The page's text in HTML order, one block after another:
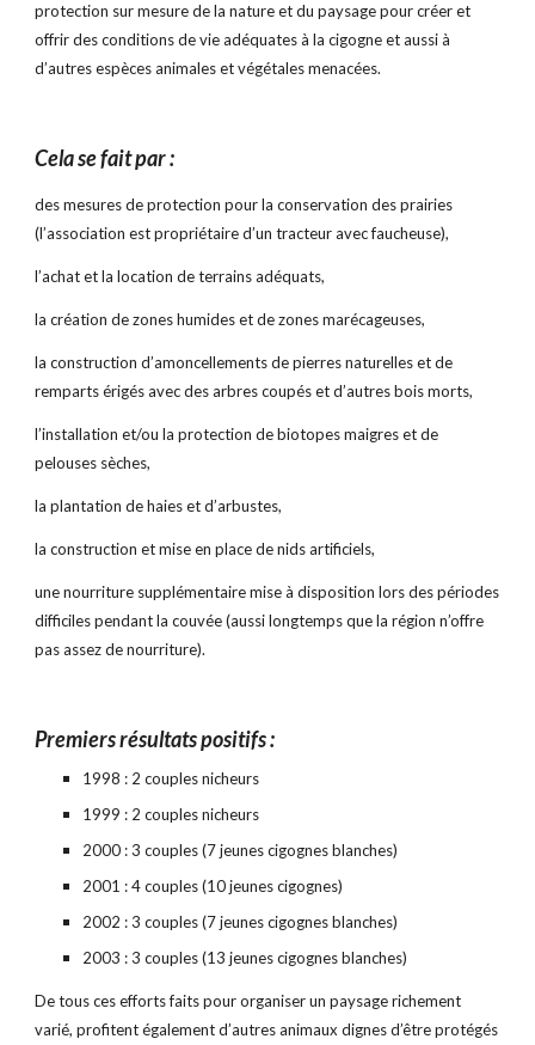
protection sur mesure de la nature et du paysage pour créer et
offrir des conditions de vie adéquates à la cigogne et aussi à
d’autres espèces animales et végétales menacées.
Cela se fait par :
des mesures de protection pour la conservation des prairies
(l’association est propriétaire d’un tracteur avec faucheuse),
l’achat et la location de terrains adéquats,
la création de zones humides et de zones marécageuses,
la construction d’amoncellements de pierres naturelles et de
remparts érigés avec des arbres coupés et d’autres bois morts,
l’installation et/ou la protection de biotopes maigres et de
pelouses sèches,
la plantation de haies et d’arbustes,
la construction et mise en place de nids artificiels,
une nourriture supplémentaire mise à disposition lors des périodes
difficiles pendant la couvée (aussi longtemps que la région n’offre
pas assez de nourriture).
Premiers résultats positifs :
1998 : 2 couples nicheurs
1999 : 2 couples nicheurs
2000 : 3 couples (7 jeunes cigognes blanches)
2001 : 4 couples (10 jeunes cigognes)
2002 : 3 couples (7 jeunes cigognes blanches)
2003 : 3 couples (13 jeunes cigognes blanches)
De tous ces efforts faits pour organiser un paysage richement
varié, profitent également d’autres animaux dignes d’être protégés